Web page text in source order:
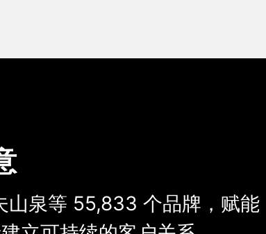
山泉等 55,833 个品牌， 赋能